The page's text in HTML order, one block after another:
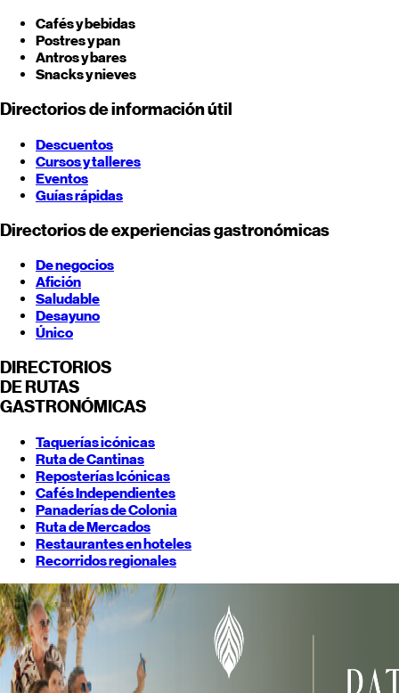
Cafés y bebidas
Postres y pan
Antros y bares
Snacks y nieves
Directorios de información útil
Descuentos
Cursos y talleres
Eventos
Guías rápidas
Directorios de experiencias gastronómicas
De negocios
Afición
Saludable
Desayuno
Único
DIRECTORIOS
DE RUTAS
GASTRONÓMICAS
Taquerías icónicas
Ruta de Cantinas
Reposterías Icónicas
Cafés Independientes
Panaderías de Colonia
Ruta de Mercados
Restaurantes en hoteles
Recorridos regionales